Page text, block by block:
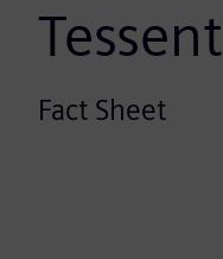
Fact Sheet